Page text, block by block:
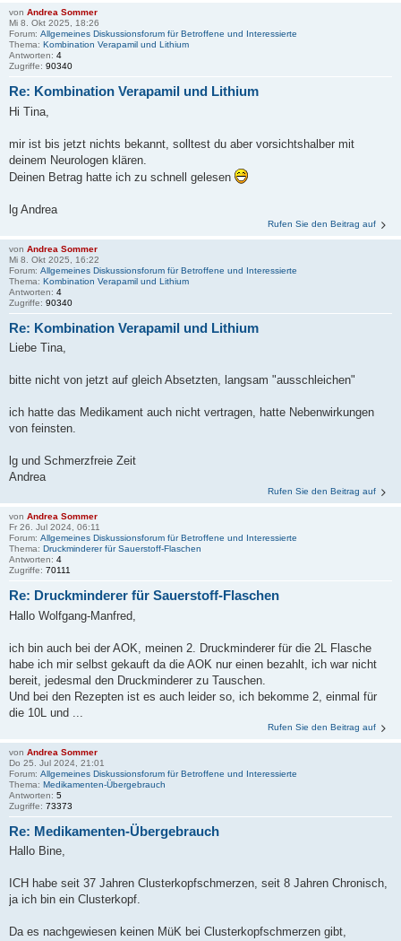
von Andrea Sommer
Mi 8. Okt 2025, 18:26
Forum: Allgemeines Diskussionsforum für Betroffene und Interessierte
Thema: Kombination Verapamil und Lithium
Antworten: 4
Zugriffe: 90340
Re: Kombination Verapamil und Lithium
Hi Tina,
mir ist bis jetzt nichts bekannt, solltest du aber vorsichtshalber mit
deinem Neurologen klären.
Deinen Betrag hatte ich zu schnell gelesen
lg Andrea
Rufen Sie den Beitrag auf
von Andrea Sommer
Mi 8. Okt 2025, 16:22
Forum: Allgemeines Diskussionsforum für Betroffene und Interessierte
Thema: Kombination Verapamil und Lithium
Antworten: 4
Zugriffe: 90340
Re: Kombination Verapamil und Lithium
Liebe Tina,
bitte nicht von jetzt auf gleich Absetzten, langsam "ausschleichen"
ich hatte das Medikament auch nicht vertragen, hatte Nebenwirkungen
von feinsten.
lg und Schmerzfreie Zeit
Andrea
Rufen Sie den Beitrag auf
von Andrea Sommer
Fr 26. Jul 2024, 06:11
Forum: Allgemeines Diskussionsforum für Betroffene und Interessierte
Thema: Druckminderer für Sauerstoff-Flaschen
Antworten: 4
Zugriffe: 70111
Re: Druckminderer für Sauerstoff-Flaschen
Hallo Wolfgang-Manfred,
ich bin auch bei der AOK, meinen 2. Druckminderer für die 2L Flasche
habe ich mir selbst gekauft da die AOK nur einen bezahlt, ich war nicht
bereit, jedesmal den Druckminderer zu Tauschen.
Und bei den Rezepten ist es auch leider so, ich bekomme 2, einmal für
die 10L und ...
Rufen Sie den Beitrag auf
von Andrea Sommer
Do 25. Jul 2024, 21:01
Forum: Allgemeines Diskussionsforum für Betroffene und Interessierte
Thema: Medikamenten-Übergebrauch
Antworten: 5
Zugriffe: 73373
Re: Medikamenten-Übergebrauch
Hallo Bine,
ICH habe seit 37 Jahren Clusterkopfschmerzen, seit 8 Jahren Chronisch,
ja ich bin ein Clusterkopf.
Da es nachgewiesen keinen MüK bei Clusterkopfschmerzen gibt,